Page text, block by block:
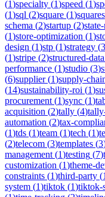
(1)specialty (1)speed (1)
(1)sql (2)square (1)
schema (2)startup (2)
(1)store-optimization (1)
design (1)stp (1)strategy (
(1)stripe (2)structured-data
performance (1)studio (3)
(6)supplier(1)supply-
(14)sustainability-roi (1)
procurement (1)sync (1)
acquisition (2)tally (4)
automation (2)tax-
(1)tds (1)team (1)tech (1)
(2)telecom (3)templates (3
management (1)testing (7)
customization (1)theme-
constraints (1)third-party (1
system (1)tiktok (1)tiktok-